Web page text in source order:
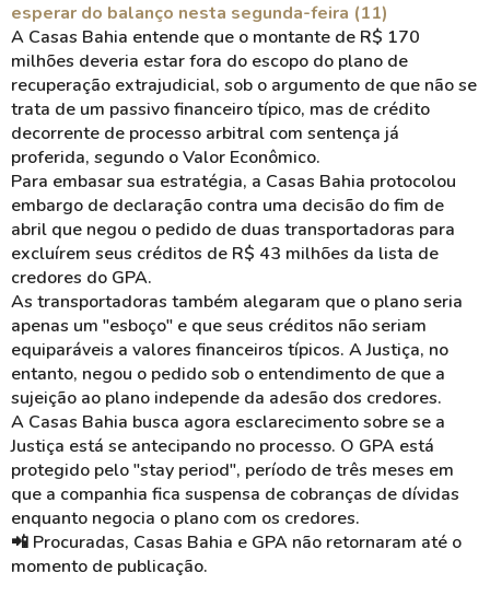
esperar do balanço nesta segunda-feira (11)
A Casas Bahia entende que o montante de R$ 170
milhões deveria estar fora do escopo do plano de
recuperação extrajudicial, sob o argumento de que não se
trata de um passivo financeiro típico, mas de crédito
decorrente de processo arbitral com sentença já
proferida, segundo o Valor Econômico.
Para embasar sua estratégia, a Casas Bahia protocolou
embargo de declaração contra uma decisão do fim de
abril que negou o pedido de duas transportadoras para
excluírem seus créditos de R$ 43 milhões da lista de
credores do GPA.
As transportadoras também alegaram que o plano seria
apenas um "esboço" e que seus créditos não seriam
equiparáveis a valores financeiros típicos. A Justiça, no
entanto, negou o pedido sob o entendimento de que a
sujeição ao plano independe da adesão dos credores.
A Casas Bahia busca agora esclarecimento sobre se a
Justiça está se antecipando no processo. O GPA está
protegido pelo "stay period", período de três meses em
que a companhia fica suspensa de cobranças de dívidas
enquanto negocia o plano com os credores.
📲 Procuradas, Casas Bahia e GPA não retornaram até o
momento de publicação.